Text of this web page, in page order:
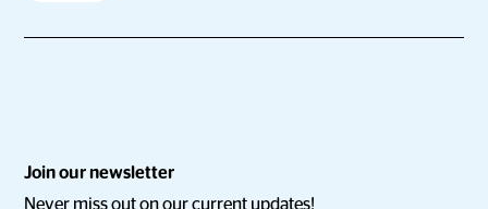
Join our newsletter
Never miss out on our current updates!